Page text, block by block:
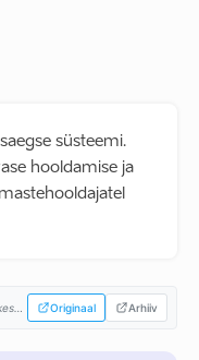
süsteemi.
hooldamise ja
Originaal Arhiiv